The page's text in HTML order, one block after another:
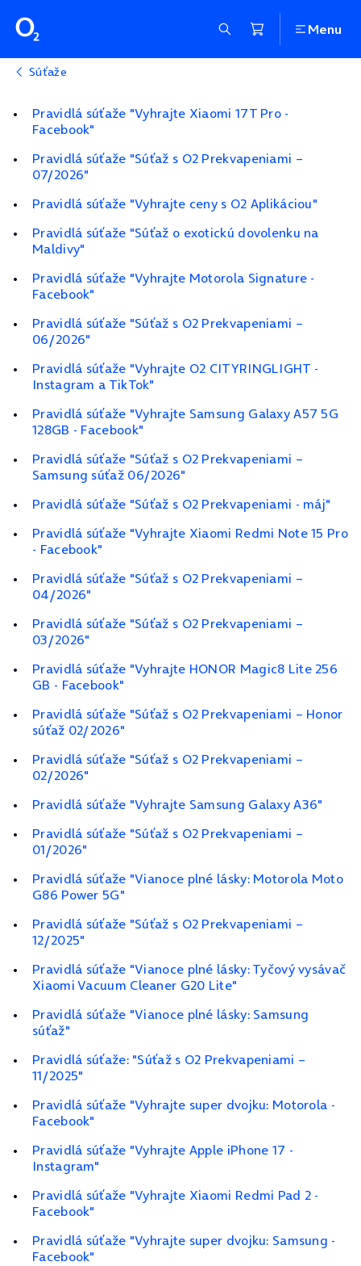
Menu
Súťaže
Pravidlá súťaže "Vyhrajte Xiaomi 17T Pro -
Facebook"
Pravidlá súťaže "Súťaž s O2 Prekvapeniami –
07/2026"
Pravidlá súťaže "Vyhrajte ceny s O2 Aplikáciou"
Pravidlá súťaže "Súťaž o exotickú dovolenku na
Maldivy"
Pravidlá súťaže "Vyhrajte Motorola Signature -
Facebook"
Pravidlá súťaže "Súťaž s O2 Prekvapeniami –
06/2026"
Pravidlá súťaže "Vyhrajte O2 CITYRINGLIGHT -
Instagram a TikTok"
Pravidlá súťaže "Vyhrajte Samsung Galaxy A57 5G
128GB - Facebook"
Pravidlá súťaže "Súťaž s O2 Prekvapeniami –
Samsung súťaž 06/2026"
Pravidlá súťaže "Súťaž s O2 Prekvapeniami - máj"
Pravidlá súťaže "Vyhrajte Xiaomi Redmi Note 15 Pro
- Facebook"
Pravidlá súťaže "Súťaž s O2 Prekvapeniami –
04/2026"
Pravidlá súťaže "Súťaž s O2 Prekvapeniami –
03/2026"
Pravidlá súťaže "Vyhrajte HONOR Magic8 Lite 256
GB - Facebook"
Pravidlá súťaže "Súťaž s O2 Prekvapeniami – Honor
súťaž 02/2026"
Pravidlá súťaže "Súťaž s O2 Prekvapeniami –
02/2026"
Pravidlá súťaže "Vyhrajte Samsung Galaxy A36"
Pravidlá súťaže "Súťaž s O2 Prekvapeniami –
01/2026"
Pravidlá súťaže "Vianoce plné lásky: Motorola Moto
G86 Power 5G"
Pravidlá súťaže "Súťaž s O2 Prekvapeniami –
12/2025"
Pravidlá súťaže "Vianoce plné lásky: Tyčový vysávač
Xiaomi Vacuum Cleaner G20 Lite"
Pravidlá súťaže "Vianoce plné lásky: Samsung
súťaž"
Pravidlá súťaže: "Súťaž s O2 Prekvapeniami –
11/2025"
Pravidlá súťaže "Vyhrajte super dvojku: Motorola -
Facebook"
Pravidlá súťaže "Vyhrajte Apple iPhone 17 -
Instagram"
Pravidlá súťaže "Vyhrajte Xiaomi Redmi Pad 2 -
Facebook"
Pravidlá súťaže "Vyhrajte super dvojku: Samsung -
Facebook"